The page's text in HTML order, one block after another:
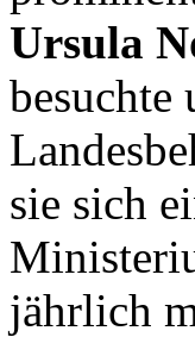
Ursula
besuchte
sie sich
jährlich